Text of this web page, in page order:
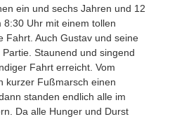
ein und sechs Jahren und 12
Uhr mit einem tollen
Fahrt. Auch Gustav und seine
Staunend und singend
Fahrt erreicht. Vom
kurzer Fußmarsch einen
standen endlich alle im
Da alle Hunger und Durst